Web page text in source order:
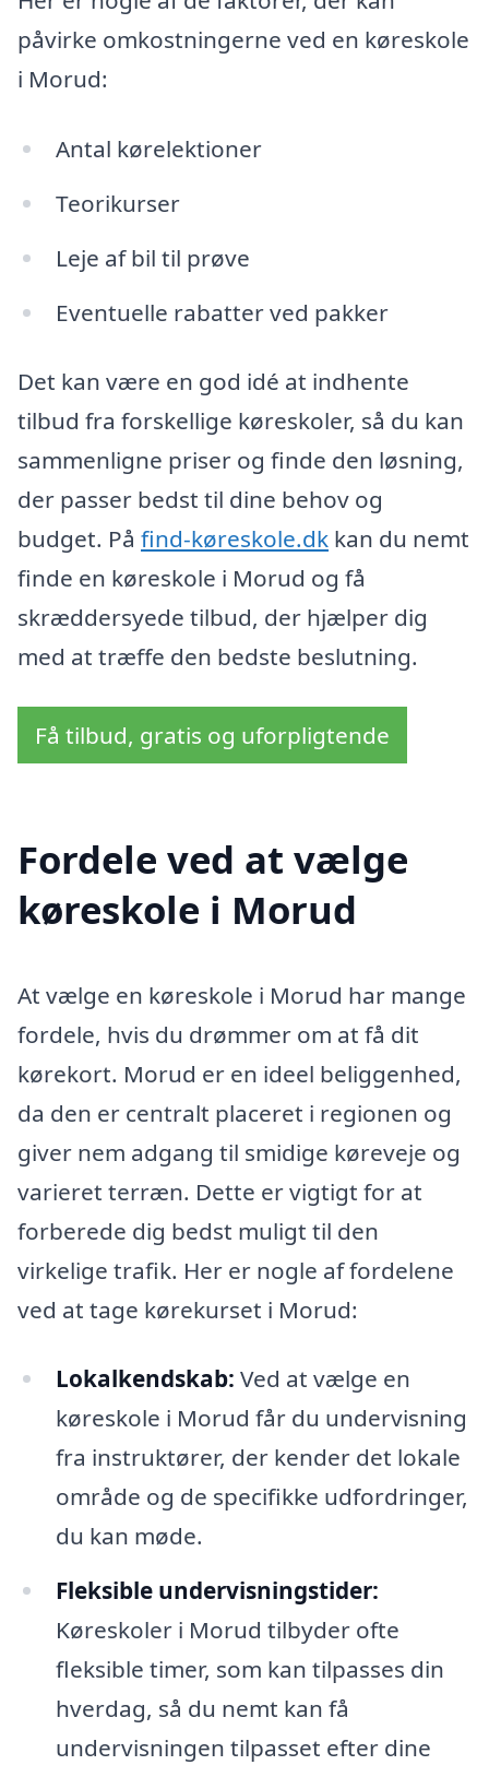
påvirke omkostningerne ved en køreskole
i Morud:
Antal kørelektioner
Teorikurser
Leje af bil til prøve
Eventuelle rabatter ved pakker
Det kan være en god idé at indhente
tilbud fra forskellige køreskoler, så du kan
sammenligne priser og finde den løsning,
der passer bedst til dine behov og
budget. På find-køreskole.dk kan du nemt
finde en køreskole i Morud og få
skræddersyede tilbud, der hjælper dig
med at træffe den bedste beslutning.
Få tilbud, gratis og uforpligtende
Fordele ved at vælge
køreskole i Morud
At vælge en køreskole i Morud har mange
fordele, hvis du drømmer om at få dit
kørekort. Morud er en ideel beliggenhed,
da den er centralt placeret i regionen og
giver nem adgang til smidige køreveje og
varieret terræn. Dette er vigtigt for at
forberede dig bedst muligt til den
virkelige trafik. Her er nogle af fordelene
ved at tage kørekurset i Morud:
Lokalkendskab: Ved at vælge en
køreskole i Morud får du undervisning
fra instruktører, der kender det lokale
område og de specifikke udfordringer,
du kan møde.
Fleksible undervisningstider:
Køreskoler i Morud tilbyder ofte
fleksible timer, som kan tilpasses din
hverdag, så du nemt kan få
undervisningen tilpasset efter dine